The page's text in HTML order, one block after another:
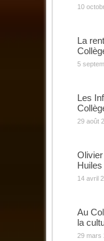
10
La
5
Les
29 août
14 avril
Au
la
29 mars